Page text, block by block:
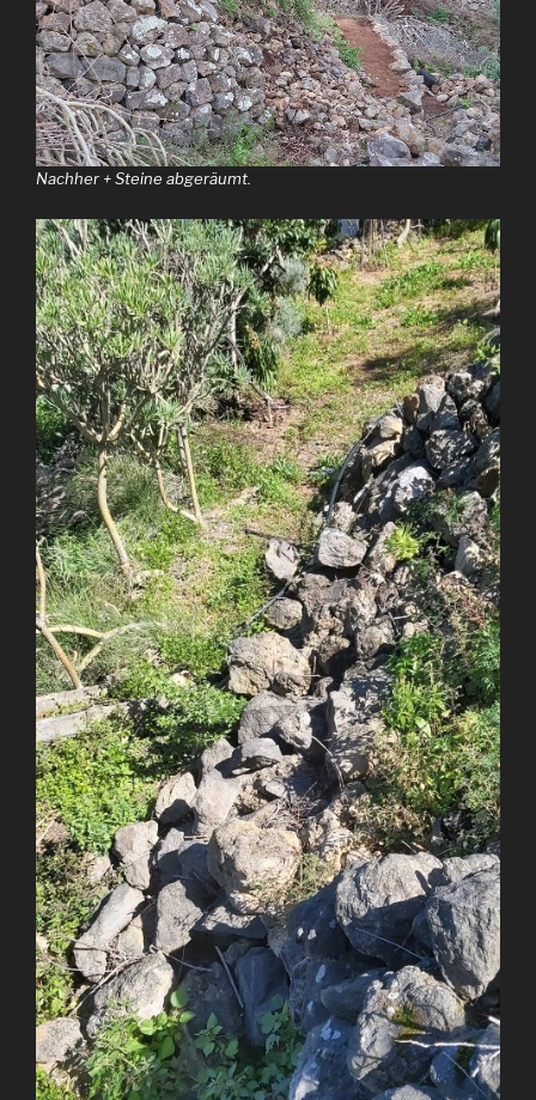
Nachher + Steine abgeräumt.